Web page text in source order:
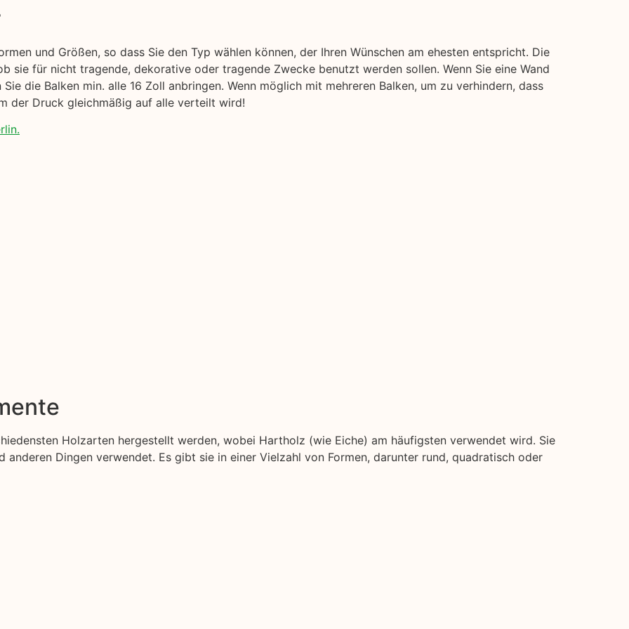
und Größen, so dass Sie den Typ wählen können, der Ihren Wünschen am ehesten entspricht. Die
sie für nicht tragende, dekorative oder tragende Zwecke benutzt werden sollen. Wenn Sie eine Wand
die Balken min. alle 16 Zoll anbringen. Wenn möglich mit mehreren Balken, um zu verhindern, dass
der Druck gleichmäßig auf alle verteilt wird!
Holzarten hergestellt werden, wobei Hartholz (wie Eiche) am häufigsten verwendet wird. Sie
anderen Dingen verwendet. Es gibt sie in einer Vielzahl von Formen, darunter rund, quadratisch oder